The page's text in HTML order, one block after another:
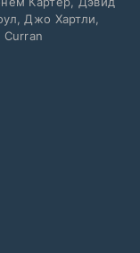
Джо Хартли,